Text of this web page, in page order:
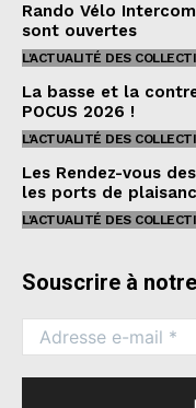
Rando Vélo
sont ouvertes
L'ACTUALITÉ DES
La basse et la
POCUS 2026 !
L'ACTUALITÉ DES
Les Rendez-vous
les ports de
L'ACTUALITÉ DES
Souscrire à